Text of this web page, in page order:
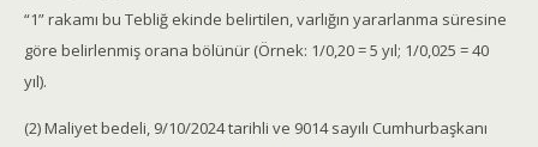
“1” rakamı bu Tebliğ ekinde belirtilen, varlığın yararlanma süresine
göre belirlenmiş orana bölünür (Örnek: 1/0,20 = 5 yıl; 1/0,025 = 40
yıl).
(2) Maliyet bedeli, 9/10/2024 tarihli ve 9014 sayılı Cumhurbaşkanı